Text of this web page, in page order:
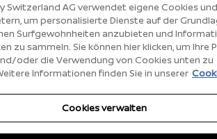
Datenschutz
Cookies
Hinweise
Cookies verwalten
Nissan Switzerland
Switzerland AG verwendet eigene Cookies
um personalisierte Dienste auf der
Surfgewohnheiten anzubieten und
zu sammeln. Sie können hier klicken, um Ihre
oder die Verwendung von Cookies unten zu
Informationen finden Sie in unserer
Cookies verwalten